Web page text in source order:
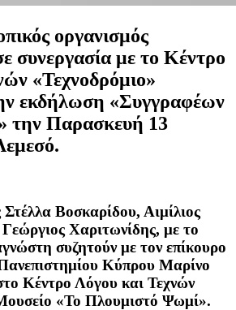
οργανισμός
συνεργασία με το Κέντρο
«Τεχνοδρόμιο»
εκδήλωση «Συγγραφέων
την Παρασκευή 13
Στέλλα Βοσκαρίδου, Αιμίλιος
Γεώργιος Χαριτωνίδης, με το
συζητούν με τον επίκουρο
Κύπρου Μαρίνο
Κέντρο Λόγου και Τεχνών
«Το Πλουμιστό Ψωμί».